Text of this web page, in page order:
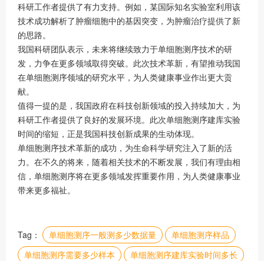
科研工作者提供了有力支持。例如，某国际知名实验室利用该
技术成功解析了肿瘤细胞中的基因突变，为肿瘤治疗提供了新
的思路。
我国科研团队表示，未来将继续致力于单细胞测序技术的研
发，力争在更多领域取得突破。此次技术革新，有望推动我国
在单细胞测序领域的研究水平，为人类健康事业作出更大贡
献。
值得一提的是，我国政府在科技创新领域的投入持续加大，为
科研工作者提供了良好的发展环境。此次单细胞测序建库实验
时间的缩短，正是我国科技创新成果的生动体现。
单细胞测序技术革新的成功，为生命科学研究注入了新的活
力。在不久的将来，随着相关技术的不断发展，我们有理由相
信，单细胞测序将在更多领域发挥重要作用，为人类健康事业
带来更多福祉。
Tag： 单细胞测序一般测多少数据量
单细胞测序样品
单细胞测序需要多少样本
单细胞测序建库实验时间多长